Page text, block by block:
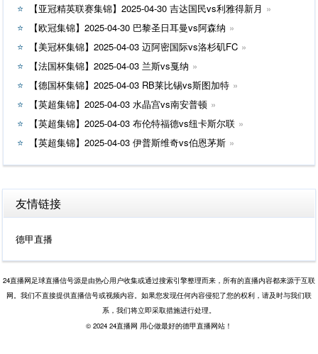
【亚冠精英联赛集锦】2025-04-30 吉达国民vs利雅得新月
【欧冠集锦】2025-04-30 巴黎圣日耳曼vs阿森纳
【美冠杯集锦】2025-04-03 迈阿密国际vs洛杉矶FC
【法国杯集锦】2025-04-03 兰斯vs戛纳
【德国杯集锦】2025-04-03 RB莱比锡vs斯图加特
【英超集锦】2025-04-03 水晶宫vs南安普顿
【英超集锦】2025-04-03 布伦特福德vs纽卡斯尔联
【英超集锦】2025-04-03 伊普斯维奇vs伯恩茅斯
友情链接
德甲直播
24直播网足球直播信号源是由热心用户收集或通过搜索引擎整理而来，所有的直播内容都来源于互联
网。我们不直接提供直播信号或视频内容。如果您发现任何内容侵犯了您的权利，请及时与我们联
系，我们将立即采取措施进行处理。
© 2024 24直播网 用心做最好的德甲直播网站！